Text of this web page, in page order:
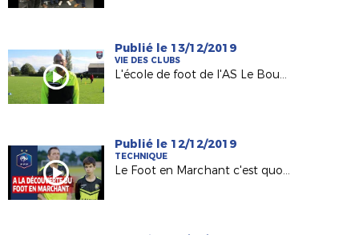
Publié le 13/12/2019
VIE DES CLUBS
L'école de foot de l'AS Le Bourgneuf la Forêt
Publié le 12/12/2019
TECHNIQUE
Le Foot en Marchant c'est quoi ?